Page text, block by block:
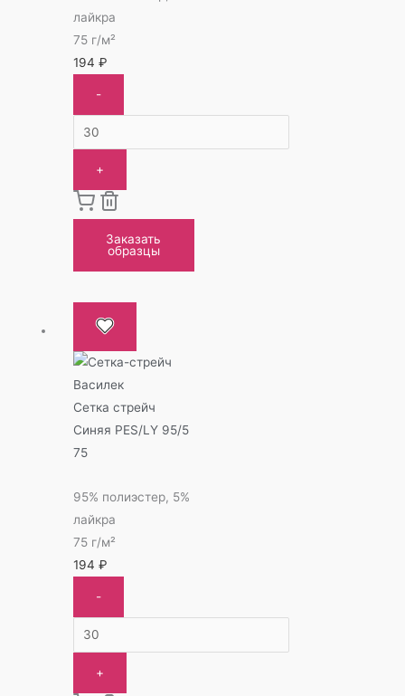
лайкра
75 г/м²
194₽
-
+
Заказать
образцы
Сетка стрейч
Синяя PES/LY 95/5
75
95% полиэстер, 5%
лайкра
75 г/м²
194₽
-
+